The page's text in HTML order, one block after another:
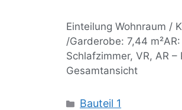
Einteilung Wohnraum /
/Garderobe: 7,44
Schlafzimmer, VR, AR
Gesamtansicht
Bauteil 1